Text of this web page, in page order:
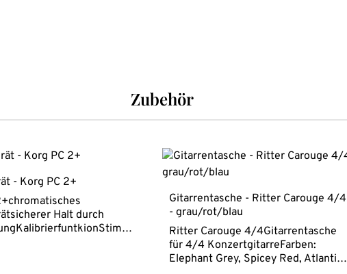
Zubehör
- Korg PC 2+
Halt durch
Gitarrentasche - Ritter Carouge 4/4
- grau/rot/blau
Ritter Carouge 4/4Gitarrentasche
für 4/4 KonzertgitarreFarben:
Elephant Grey, Spicey Red, Atlantic